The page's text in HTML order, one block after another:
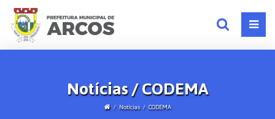
Notícias / CODEMA
Notícias CODEMA